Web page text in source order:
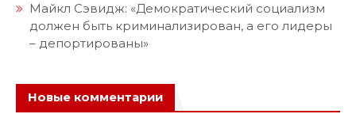
Майкл Сэвидж: «Демократический социализм
должен быть криминализирован, а его лидеры
– депортированы»
Новые комментарии